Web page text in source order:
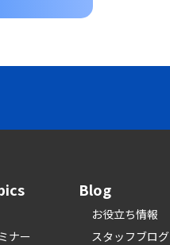
ナー
Blog
お役立ち情報
スタッフブログ